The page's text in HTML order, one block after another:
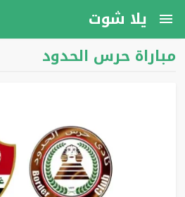
يلا شوت
مباراة حرس الحدود